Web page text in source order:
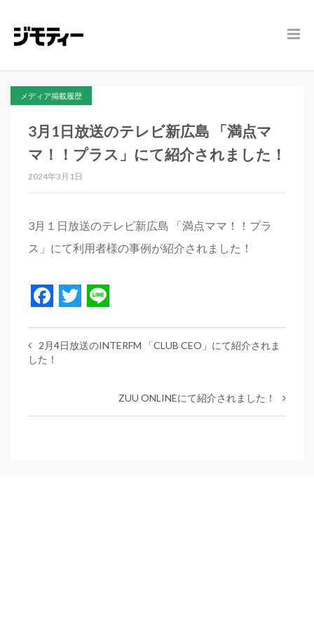
メディア掲載履歴
3月1日放送のテレビ新広島 「満点マ
マ！！プラス」にて紹介されました！
2024年3月1日
3月１日放送のテレビ新広島 「満点ママ！！プラ
ス」にて利用者様の事例が紹介されました！
Facebook
Twitter
2月4日放送のINTERFM 「CLUB CEO」にて紹介されま
した！
ZUU ONLINEにて紹介されました！